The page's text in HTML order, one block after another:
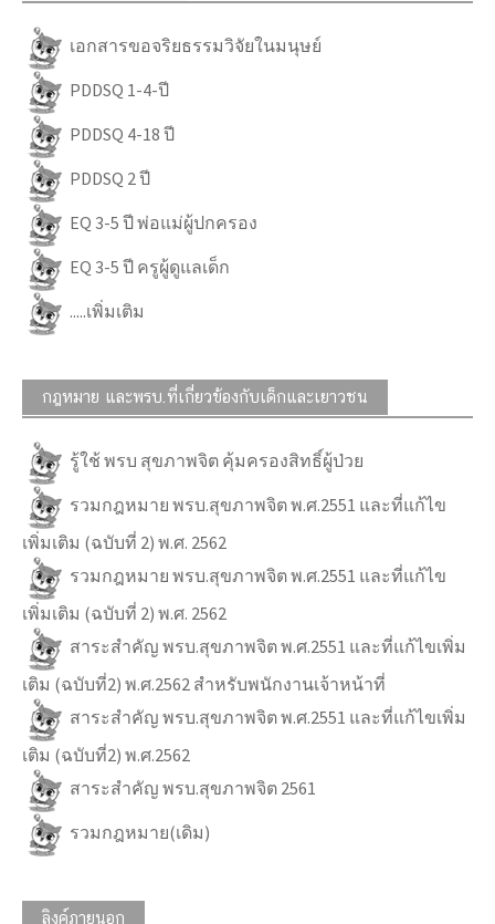
เอกสารขอจริยธรรมวิจัยในมนุษย์
PDDSQ 1-4-ปี
PDDSQ 4-18 ปี
PDDSQ 2 ปี
EQ 3-5 ปี พ่อแม่ผู้ปกครอง
EQ 3-5 ปี ครูผู้ดูแลเด็ก
.....เพิ่มเติม
กฎหมาย และพรบ.ที่เกี่ยวข้องกับเด็กและเยาวชน
รู้ใช้ พรบ สุขภาพจิต คุ้มครองสิทธิ์ผู้ป่วย
รวมกฎหมาย พรบ.สุขภาพจิต พ.ศ.2551 และที่แก้ไข
เพิ่มเติม (ฉบับที่ 2) พ.ศ. 2562
รวมกฎหมาย พรบ.สุขภาพจิต พ.ศ.2551 และที่แก้ไข
เพิ่มเติม (ฉบับที่ 2) พ.ศ. 2562
สาระสำคัญ พรบ.สุขภาพจิต พ.ศ.2551 และที่แก้ไขเพิ่ม
เติม (ฉบับที่2) พ.ศ.2562 สำหรับพนักงานเจ้าหน้าที่
สาระสำคัญ พรบ.สุขภาพจิต พ.ศ.2551 และที่แก้ไขเพิ่ม
เติม (ฉบับที่2) พ.ศ.2562
สาระสำคัญ พรบ.สุขภาพจิต 2561
รวมกฎหมาย(เดิม)
ลิงค์ภายนอก